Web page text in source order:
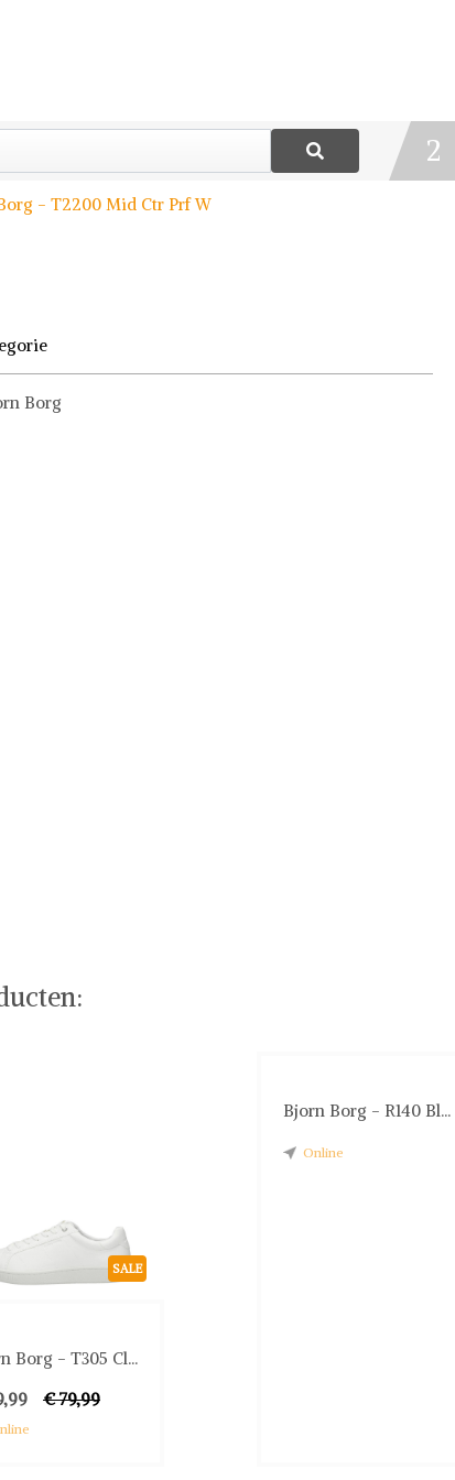
2
- T2200 Mid Ctr Prf W
Borg
SALE
Borg - T305 Cl...
€ 79,99
Bjorn Borg - R140 Bl...
Online